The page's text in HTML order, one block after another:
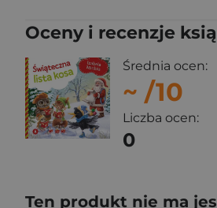
Oceny i recenzje
Średnia ocen:
~ /10
Liczba ocen:
0
Ten produkt nie ma